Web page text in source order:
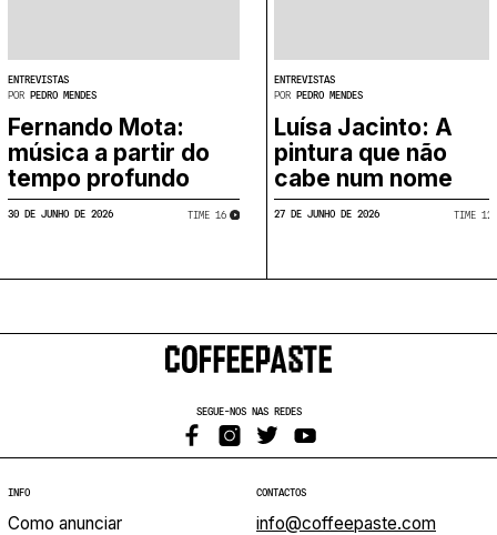
ENTREVISTAS
POR PEDRO MENDES
Fernando Mota:
música a partir do
tempo profundo
30 DE JUNHO DE 2026 TIME​ 16
ENTREVISTAS
POR PEDRO MENDES
Luísa Jacinto: A
pintura que não
cabe num nome
27 DE JUNHO DE 2026 TIME​ 12
SEGUE-NOS NAS REDES
INFO
Como anunciar
CONTACTOS
info@coffeepaste.com